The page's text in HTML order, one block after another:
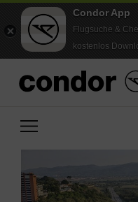
Condor App
Flugsuche &
kostenlos